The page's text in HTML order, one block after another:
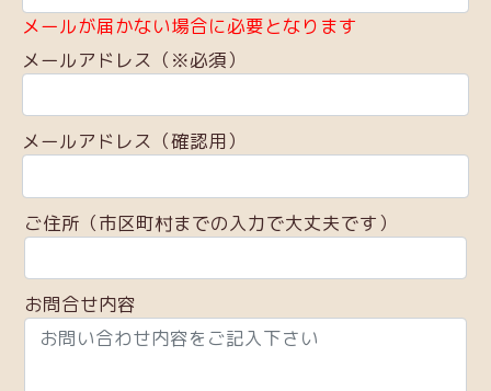
メールが届かない場合に必要となります
メールアドレス（※必須）
メールアドレス（確認用）
ご住所（市区町村までの入力で大丈夫です）
お問合せ内容